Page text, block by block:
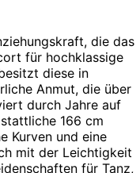
die das
für hochklassige
diese in
Anmut, die über
durch Jahre auf
166 cm
Kurven und eine
mit der Leichtigkeit
für Tanz,